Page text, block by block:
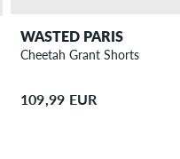
WASTED PARIS
Cheetah Grant Shorts
109,99 EUR